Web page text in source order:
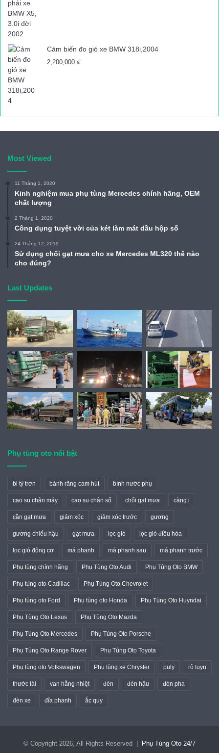
Cảm biến đo gió xe BMW 318i,2004
2,200,000 ₫
Most Viewed
11 Tháng 1, 2020
Kinh nghiệm mua phụ tùng Mercedes chính hãng, OEM
chất lượng
2 Tháng 1, 2020
Công dụng tuyệt vời của két làm mát dầu hộp số
24 Tháng 12, 2019
Sử dụng chổi gạt mưa cho xe Mercedes ML320 thế nào
cho đúng?
Last Updates
Phụ tùng oto nổi bật
bi tỳ trơn bánh răng cam hút bình nước phụ
cao su chân máy cao su chân số chổi gạt mưa càng i
cần gạt mưa giảm xóc giảm xóc trước gương
gương chiếu hậu gạt mưa lọc gió lọc gió điều hòa
lọc gió động cơ má phanh má phanh sau má phanh trước
Phụ tùng chính hãng Phụ Tùng Oto Audi Phụ Tùng Oto BMW
Phụ tùng oto Cadillac Phụ Tùng Oto Chevrolet
Phụ tùng oto Ford Phụ tùng oto Honda Phụ Tùng Oto Huyndai
Phụ Tùng Oto Lexus Phụ Tùng Oto Mazda
Phụ Tùng Oto Mercedes Phụ Tùng Oto Porsche
Phụ Tùng Oto Range Rover Phụ Tùng Oto Toyota
Phụ tùng oto Volkswagen Phụ tùng xe Chrysler puly rô tuyn
thước lái van hằng nhiệt đèn đèn hậu đèn pha
đèn xe đĩa phanh ắc quy
© Copyright 2026, All Rights Reserved | Phụ Tùng Oto 24/7